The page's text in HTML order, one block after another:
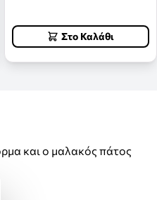
Στο Καλάθι
και ο μαλακός πάτος